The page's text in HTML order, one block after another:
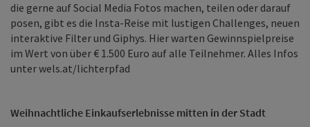
die gerne auf Social Media Fotos machen, teilen oder darauf
posen, gibt es die Insta-Reise mit lustigen Challenges, neuen
interaktive Filter und Giphys. Hier warten Gewinnspielpreise
im Wert von über € 1.500 Euro auf alle Teilnehmer. Alles Infos
unter wels.at/lichterpfad
Weihnachtliche Einkaufserlebnisse mitten in der Stadt